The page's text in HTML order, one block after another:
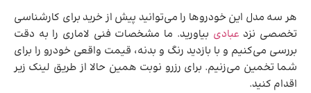
هر سه مدل این خودروها را می‌توانید پیش از خرید برای کارشناسی
تخصصی نزد عبادی بیاورید. ما مشخصات فنی لاماری را به دقت
بررسی می‌کنیم و با بازدید رنگ و بدنه، قیمت واقعی خودرو را برای
شما تخمین می‌زنیم. برای رزرو نوبت همین حالا از طریق لینک زیر
اقدام کنید.